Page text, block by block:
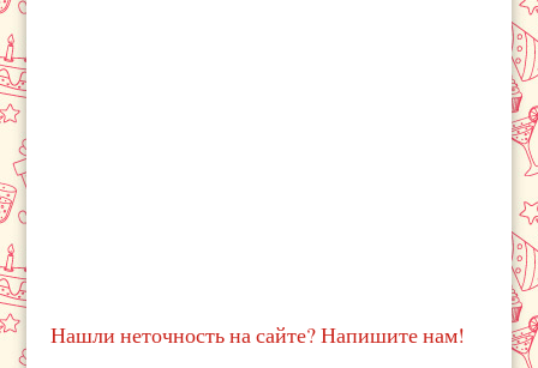
Нашли неточность на сайте? Напишите нам!